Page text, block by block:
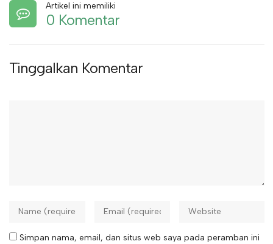
Artikel ini memiliki
0 Komentar
Tinggalkan Komentar
Simpan nama, email, dan situs web saya pada peramban ini